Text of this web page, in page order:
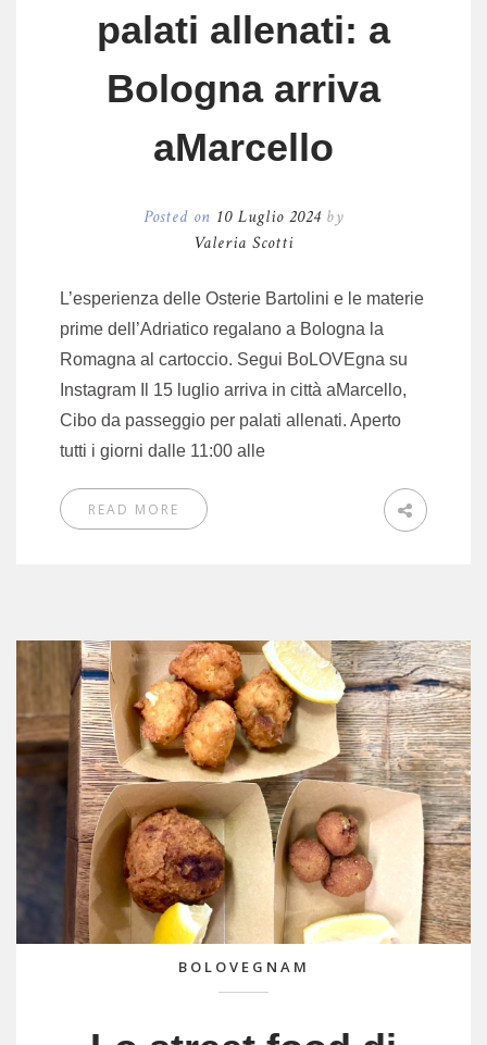
palati allenati: a
Bologna arriva
aMarcello
Posted on 10 Luglio 2024 by
Valeria Scotti
L’esperienza delle Osterie Bartolini e le materie
prime dell’Adriatico regalano a Bologna la
Romagna al cartoccio. Segui BoLOVEgna su
Instagram Il 15 luglio arriva in città aMarcello,
Cibo da passeggio per palati allenati. Aperto
tutti i giorni dalle 11:00 alle
READ MORE
BOLOVEGNAM